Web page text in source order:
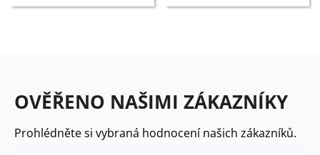
OVĚŘENO NAŠIMI ZÁKAZNÍKY
Prohlédněte si vybraná hodnocení našich zákazníků.